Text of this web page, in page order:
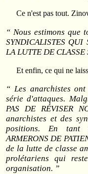
Ce n'est pas tout.
“ Nous estimons que
SYNDICALISTES QUI
LA LUTTE DE CLASSE
Et enfin, ce qui ne
“ Les anarchistes
série d'attaques.
PAS DE RÉVISER
anarchistes et des
positions. En tant
ARMERONS DE
de la lutte de classe
prolétariens qui
organisation. ”